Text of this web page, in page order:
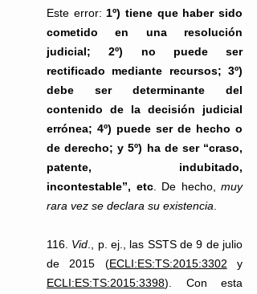
Este error: 1º) tiene que haber sido
cometido en una resolución
judicial; 2º) no puede ser
rectificado mediante recursos; 3º)
debe ser determinante del
contenido de la decisión judicial
errónea; 4º) puede ser de hecho o
de derecho; y 5º) ha de ser “craso,
patente, indubitado,
incontestable”, etc. De hecho, muy
rara vez se declara su existencia
116. Vid ., p. ej., las SSTS de 9 de julio
de 2015 (ECLI:ES:TS:2015:3302
ECLI:ES:TS:2015:3398